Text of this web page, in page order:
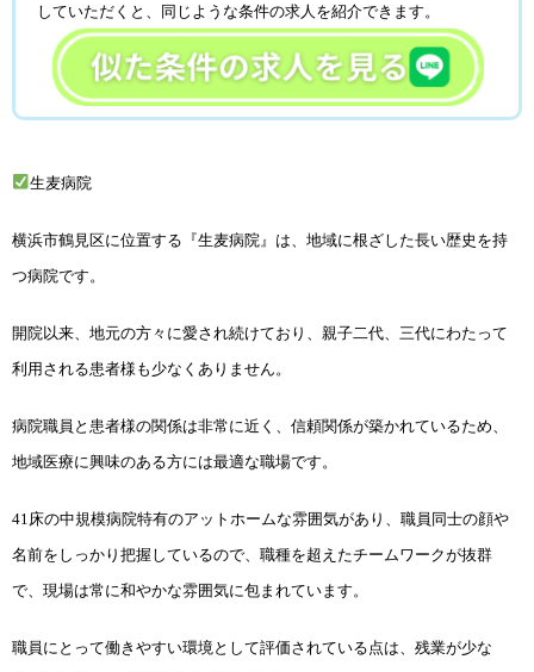
していただくと、同じような条件の求人を紹介できます。
生麦病院
横浜市鶴見区に位置する『生麦病院』は、地域に根ざした長い歴史を持
つ病院です。
開院以来、地元の方々に愛され続けており、親子二代、三代にわたって
利用される患者様も少なくありません。
病院職員と患者様の関係は非常に近く、信頼関係が築かれているため、
地域医療に興味のある方には最適な職場です。
41床の中規模病院特有のアットホームな雰囲気があり、職員同士の顔や
名前をしっかり把握しているので、職種を超えたチームワークが抜群
で、現場は常に和やかな雰囲気に包まれています。
職員にとって働きやすい環境として評価されている点は、残業が少な